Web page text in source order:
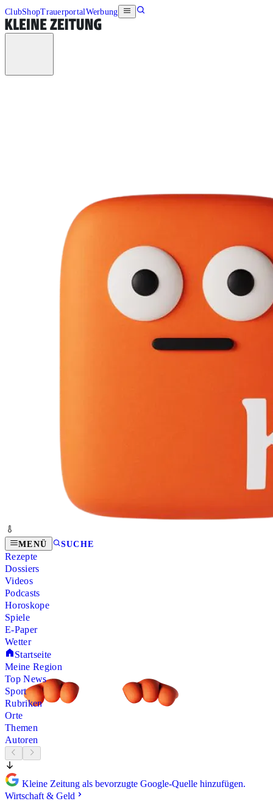
ClubShopTrauerportalWerbung
MENÜ SUCHE
Rezepte
Dossiers
Videos
Podcasts
Horoskope
Spiele
E-Paper
Wetter
Startseite
Meine Region
Top News
Sport
Rubriken
Orte
Themen
Autoren
Kleine Zeitung als bevorzugte Google-Quelle hinzufügen.
Wirtschaft & Geld